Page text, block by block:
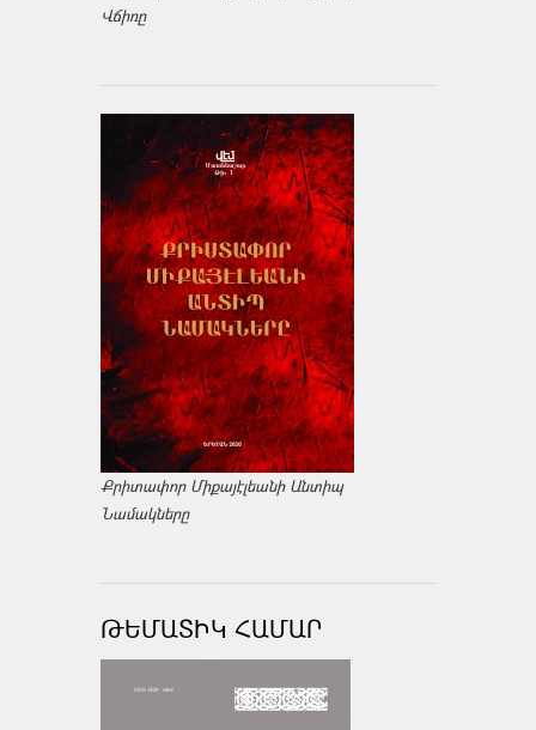
Վճիռը
Քրիտափոր Միքայէլեանի Անտիպ
Նամակները
ԹԵՄԱՏԻԿ ՀԱՄԱՐ